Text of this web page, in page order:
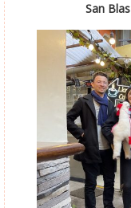
San Blas